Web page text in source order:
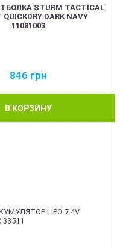
STURM TACTICAL
DARK NAVY
11081003
846 грн
В КОРЗИНУ